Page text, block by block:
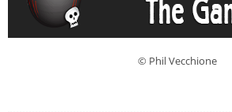
© Phil Vecchione